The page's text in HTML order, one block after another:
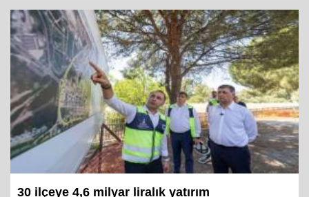
30 ilçeye 4,6 milyar liralık yatırım